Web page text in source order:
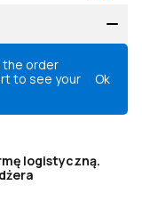
the order
to see your
Ok
logistyczną.